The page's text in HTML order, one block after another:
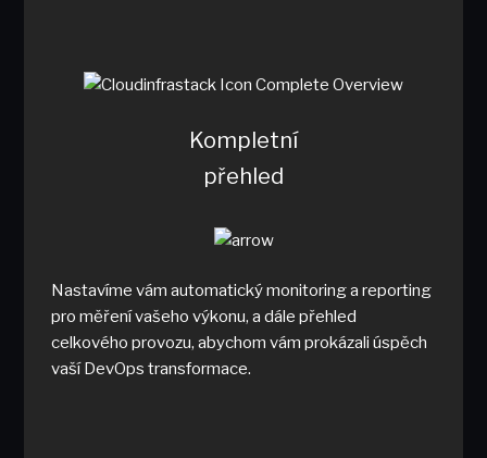
Kompletní
přehled
Nastavíme vám automatický monitoring a reporting
pro měření vašeho výkonu, a dále přehled
celkového provozu, abychom vám prokázali úspěch
vaší DevOps transformace.